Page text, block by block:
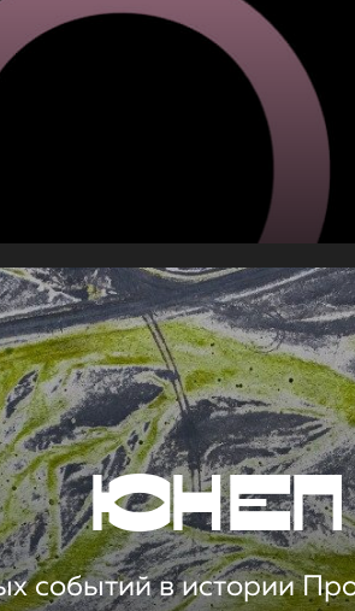
ЮНЕП
событий в истории